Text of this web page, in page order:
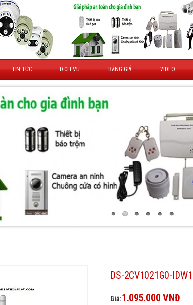
TIN TỨC DỊCH VỤ BẢNG GIÁ VIDEO
DS-2CV1021G0-
Giá:1.095.000 VNĐ